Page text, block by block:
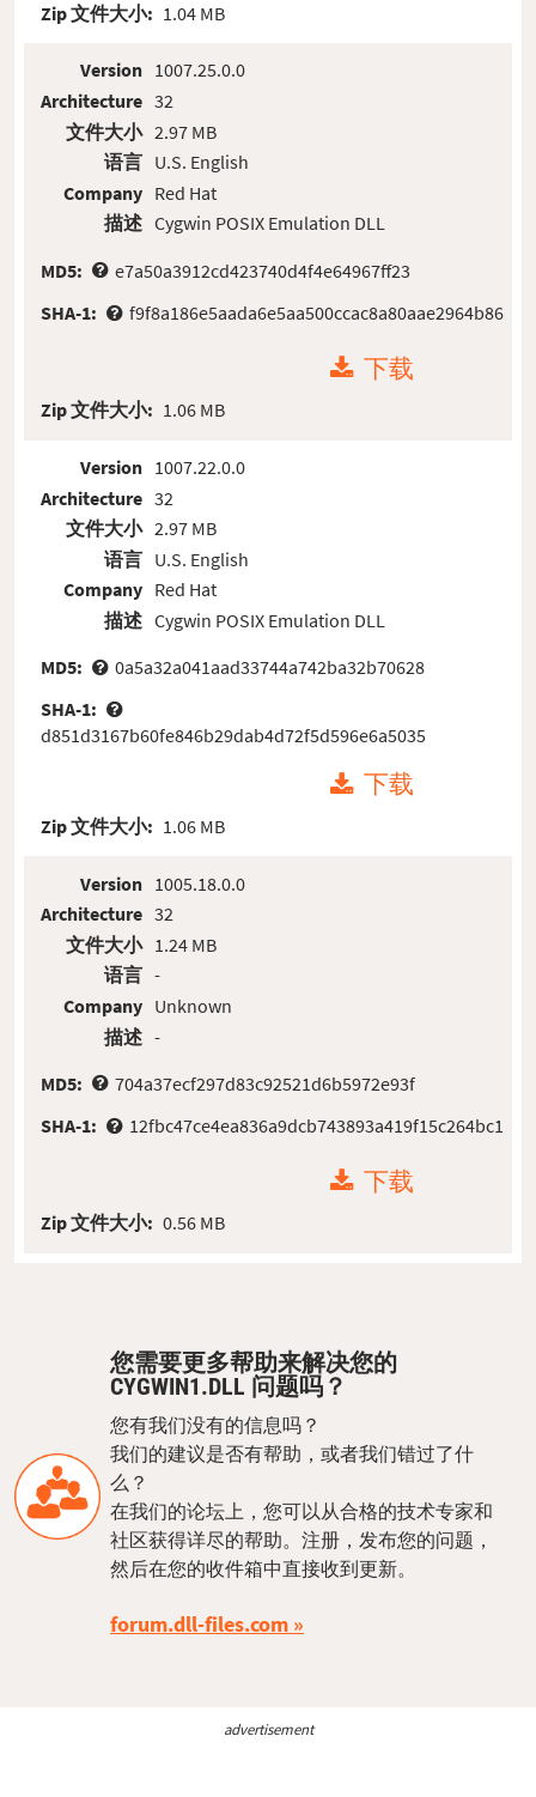
Zip 文件大小: 1.04 MB
Version
Architecture
文件大小
语言
Company
描述
1007.25.0.0
32
2.97 MB
U.S. English
Red Hat
Cygwin POSIX Emulation DLL
MD5:
e7a50a3912cd423740d4f4e64967ff23
SHA-1:
f9f8a186e5aada6e5aa500ccac8a80aae2964b86
下载
Zip 文件大小: 1.06 MB
Version
Architecture
文件大小
语言
Company
描述
1007.22.0.0
32
2.97 MB
U.S. English
Red Hat
Cygwin POSIX Emulation DLL
MD5:
0a5a32a041aad33744a742ba32b70628
SHA-1:
d851d3167b60fe846b29dab4d72f5d596e6a5035
下载
Zip 文件大小: 1.06 MB
Version
Architecture
文件大小
语言
Company
描述
1005.18.0.0
32
1.24 MB
-
Unknown
-
MD5:
704a37ecf297d83c92521d6b5972e93f
SHA-1:
12fbc47ce4ea836a9dcb743893a419f15c264bc1
下载
Zip 文件大小: 0.56 MB
您需要更多帮助来解决您的
CYGWIN1.DLL 问题吗？
您有我们没有的信息吗？
我们的建议是否有帮助，或者我们错过了什
么？
在我们的论坛上，您可以从合格的技术专家和
社区获得详尽的帮助。注册，发布您的问题，
然后在您的收件箱中直接收到更新。
forum.dll-files.com
advertisement